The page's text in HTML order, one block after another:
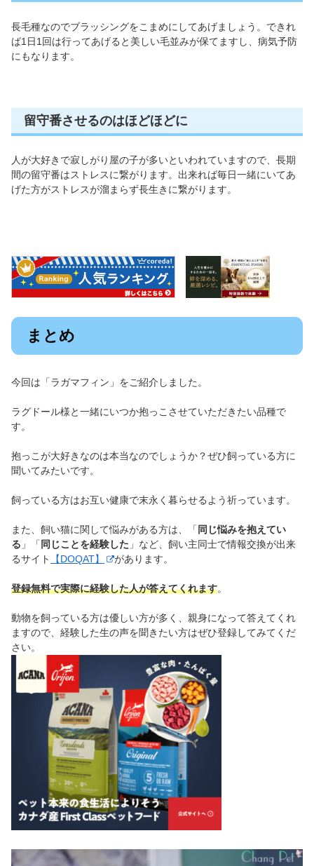
長毛種なのでブラッシングをこまめにしてあげましょう。できれ
ば1日1回は行ってあげると美しい毛並みが保てますし、病気予防
にもなります。
留守番させるのはほどほどに
人が大好きで寂しがり屋の子が多いといわれていますので、長期
間の留守番はストレスに繋がります。出来れば毎日一緒にいてあ
げた方がストレスが溜まらず長生きに繋がります。
まとめ
今回は「ラガマフィン」をご紹介しました。
ラグドール様と一緒にいつか抱っこさせていただきたい品種で
す。
抱っこが大好きなのは本当なのでしょうか？ぜひ飼っている方に
聞いてみたいです。
飼っている方はお互い健康で末永く暮らせるよう祈っています。
また、飼い猫に関して悩みがある方は、「 同じ悩みを抱えてい
る 」「 同じことを経験した 」など、飼い主同士で情報交換が出来
るサイト
【DOQAT】 があります。
登録無料で実際に経験した人が答えてくれます。
動物を飼っている方は優しい方が多く、親身になって答えてくれ
ますので、経験した生の声を聞きたい方はぜひ登録してみてくだ
さい。